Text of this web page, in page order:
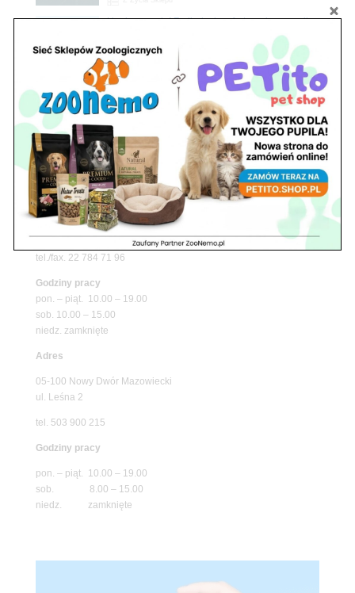
Promocje
Upały wracają! Zadbaj o komfort swojego pupila
Z Życia Sklepu
Niedziela handlowa w Zoonemo – Informacja o
godzinach otwarcia
Znajdź nas
Adres
05-120 Legionowo
ul. Piłsudskiego 31,
tel./fax. 22 784 71 96
Godziny pracy
pon. – piąt. 10.00 – 19.00
sob. 10.00 – 15.00
niedz. zamknięte
Adres
05-100 Nowy Dwór Mazowiecki
ul. Leśna 2
tel. 503 900 215
Godziny pracy
pon. – piąt. 10.00 – 19.00
sob. 8.00 – 15.00
niedz. zamknięte